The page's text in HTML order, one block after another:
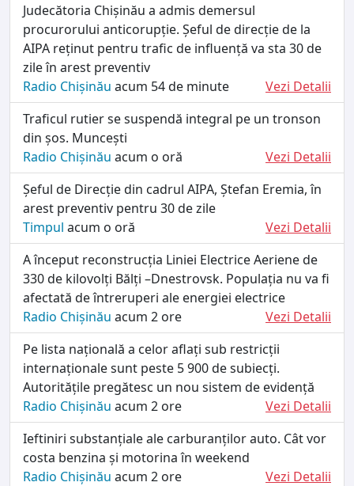
Judecătoria Chișinău a admis demersul
procurorului anticorupție. Șeful de direcție de la
AIPA reținut pentru trafic de influență va sta 30 de
zile în arest preventiv
Radio Chișinău acum 54 de minute
Vezi Detalii
Traficul rutier se suspendă integral pe un tronson
din șos. Muncești
Radio Chișinău acum o oră
Vezi Detalii
Șeful de Direcție din cadrul AIPA, Ștefan Eremia, în
arest preventiv pentru 30 de zile
Timpul acum o oră
Vezi Detalii
A început reconstrucția Liniei Electrice Aeriene de
330 de kilovolți Bălți –Dnestrovsk. Populația nu va fi
afectată de întreruperi ale energiei electrice
Radio Chișinău acum 2 ore
Vezi Detalii
Pe lista națională a celor aflați sub restricții
internaționale sunt peste 5 900 de subiecți.
Autoritățile pregătesc un nou sistem de evidență
Radio Chișinău acum 2 ore
Vezi Detalii
Ieftiniri substanțiale ale carburanților auto. Cât vor
costa benzina și motorina în weekend
Radio Chișinău acum 2 ore
Vezi Detalii